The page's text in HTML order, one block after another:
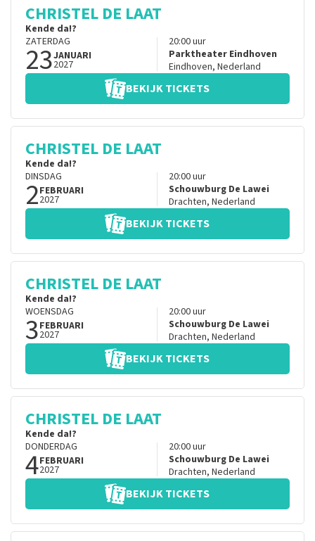
CHRISTEL DE LAAT
Kende da!?
ZATERDAG
23JANUARI
2027
20:00uur
Parktheater Eindhoven
Eindhoven, Nederland
BEKIJK TICKETS
CHRISTEL DE LAAT
Kende da!?
DINSDAG
2FEBRUARI
2027
20:00uur
Schouwburg De Lawei
Drachten, Nederland
BEKIJK TICKETS
CHRISTEL DE LAAT
Kende da!?
WOENSDAG
3FEBRUARI
2027
20:00uur
Schouwburg De Lawei
Drachten, Nederland
BEKIJK TICKETS
CHRISTEL DE LAAT
Kende da!?
DONDERDAG
4FEBRUARI
2027
20:00uur
Schouwburg De Lawei
Drachten, Nederland
BEKIJK TICKETS